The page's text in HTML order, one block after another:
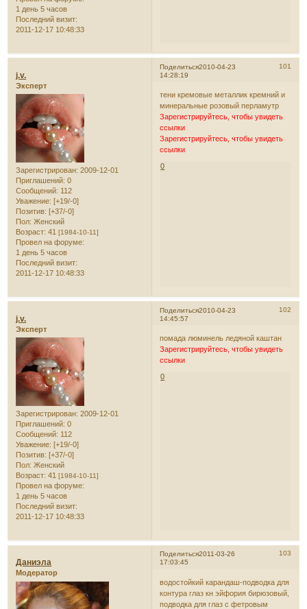
1 день 5 часов
Последний визит:
2011-12-17 10:48:33
Поделиться 101
2010-04-23
14:28:19
j.v.
Эксперт
Зарегистрирован: 2009-12-01
Приглашений: 0
Сообщений: 112
Уважение: [+19/-0]
Позитив: [+37/-0]
Пол: Женский
Возраст: 41[1984-10-11]
Провел на форуме:
1 день 5 часов
Последний визит:
2011-12-17 10:48:33
тени кремовые металлик кремний и
минеральные розовый перламутр
Зарегистрируйтесь, чтобы увидеть
ссылки
Зарегистрируйтесь, чтобы увидеть
ссылки
0
Поделиться 102
2010-04-23
14:45:57
j.v.
Эксперт
Зарегистрирован: 2009-12-01
Приглашений: 0
Сообщений: 112
Уважение: [+19/-0]
Позитив: [+37/-0]
Пол: Женский
Возраст: 41[1984-10-11]
Провел на форуме:
1 день 5 часов
Последний визит:
2011-12-17 10:48:33
помада люминель ледяной каштан
Зарегистрируйтесь, чтобы увидеть
ссылки
0
Поделиться 103
2011-03-26
17:03:45
Даниэла
Модератор
водостойкий карандаш-подводка для
контура глаз кн эйфория бирюзовый,
подводка для глаз с фетровым